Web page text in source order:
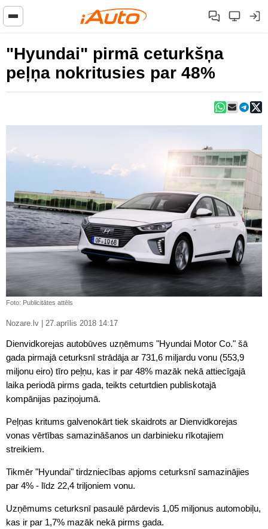
"Hyundai" pirmā ceturkšņa
peļņa nokritusies par 48%
Foto: Publicitātes attēls
Nozare.lv | 27.aprīlis 2018 14:17
Dienvidkorejas autobūves uzņēmums "Hyundai Motor Co." šā
gada pirmajā ceturksnī strādāja ar 731,6 miljardu vonu (553,9
miljonu eiro) tīro peļņu, kas ir par 48% mazāk nekā attiecīgajā
laika periodā pirms gada, teikts ceturtdien publiskotajā
kompānijas paziņojumā.
Peļņas kritums galvenokārt tiek skaidrots ar Dienvidkorejas
vonas vērtības samazināšanos un darbinieku rīkotajiem
streikiem.
Tikmēr "Hyundai" tirdzniecības apjoms ceturksnī samazinājies
par 4% - līdz 22,4 triljoniem vonu.
Uzņēmums ceturksnī pasaulē pārdevis 1,05 miljonus automobiļu,
kas ir par 1,7% mazāk nekā pirms gada.